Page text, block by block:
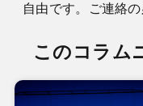
自由です。ご連絡
このコラム